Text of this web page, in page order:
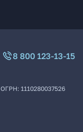
8 800 123-13-15
ОГРН: 1110280037526